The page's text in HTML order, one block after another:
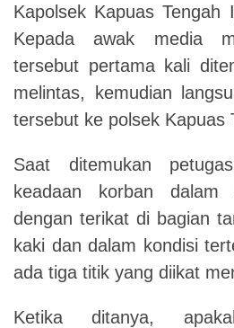
Kapolsek Kapuas Tengah
Kepada awak media
tersebut pertama kali
melintas, kemudian
tersebut ke polsek Kapuas
Saat ditemukan
keadaan korban dalam
dengan terikat di bagian
kaki dan dalam kondisi
ada tiga titik yang diikat
Ketika ditanya,